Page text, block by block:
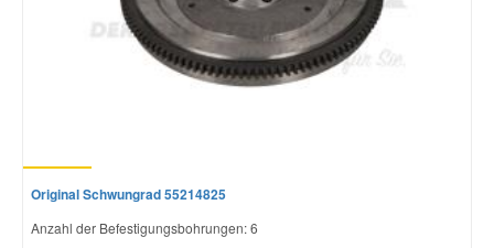
Original Schwungrad 55214825
Anzahl der Befestigungsbohrungen: 6